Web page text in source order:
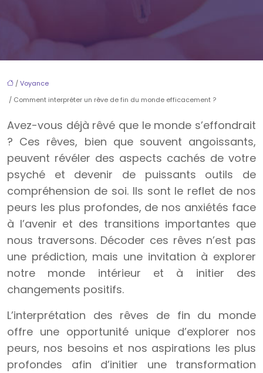
/Voyance
/ Comment interpréter un rêve de fin du monde efficacement ?
Avez-vous déjà rêvé que le monde s’effondrait
? Ces rêves, bien que souvent angoissants,
peuvent révéler des aspects cachés de votre
psyché et devenir de puissants outils de
compréhension de soi. Ils sont le reflet de nos
peurs les plus profondes, de nos anxiétés face
à l’avenir et des transitions importantes que
nous traversons. Décoder ces rêves n’est pas
une prédiction, mais une invitation à explorer
notre monde intérieur et à initier des
changements positifs.
L’interprétation des rêves de fin du monde
offre une opportunité unique d’explorer nos
peurs, nos besoins et nos aspirations les plus
profondes afin d’initier une transformation